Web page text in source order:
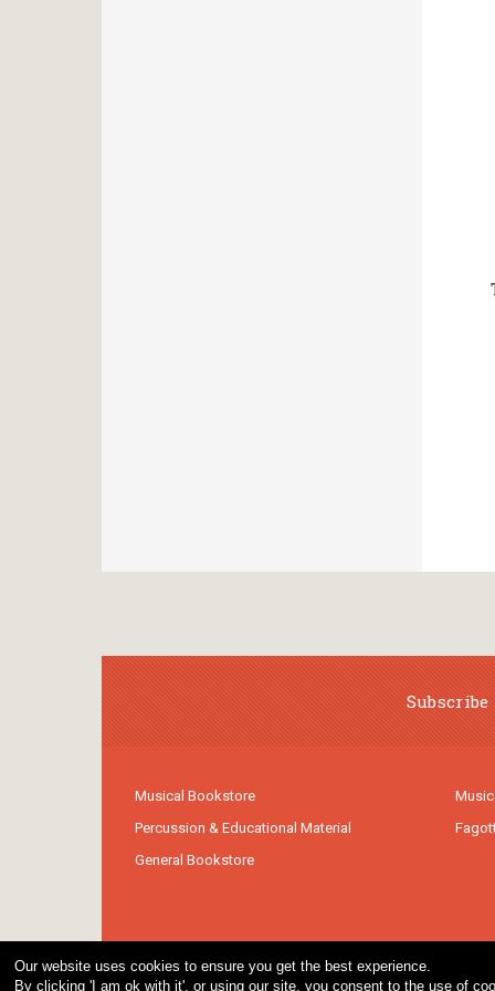
Our website uses cookies to ensure you get the best experience.
By clicking 'I am ok with it', or using our site, you consent to the use of
Musical Bookstore
Percussion & Educational Material
General Bookstore